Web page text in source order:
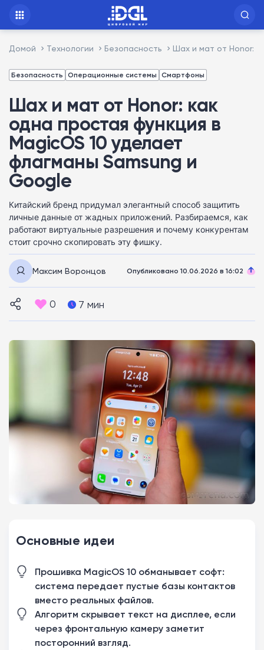
Домой Технологии Безопасность Шах и мат от Honor:
Безопасность Операционные системы Смартфоны
Шах и мат от Honor: как
одна простая функция в
MagicOS 10 уделает
флагманы Samsung и
Google
Китайский бренд придумал элегантный способ защитить
личные данные от жадных приложений. Разбираемся, как
работают виртуальные разрешения и почему конкурентам
стоит срочно скопировать эту фишку.
Максим Воронцов Опубликовано 10.06.2026 в 16:02
0 7 мин
Основные идеи
Прошивка MagicOS 10 обманывает софт:
система передает пустые базы контактов
вместо реальных файлов.
Алгоритм скрывает текст на дисплее, если
через фронтальную камеру заметит
посторонний взгляд.